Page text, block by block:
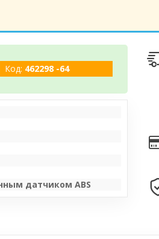
Код: 462298 -64
датчиком ABS